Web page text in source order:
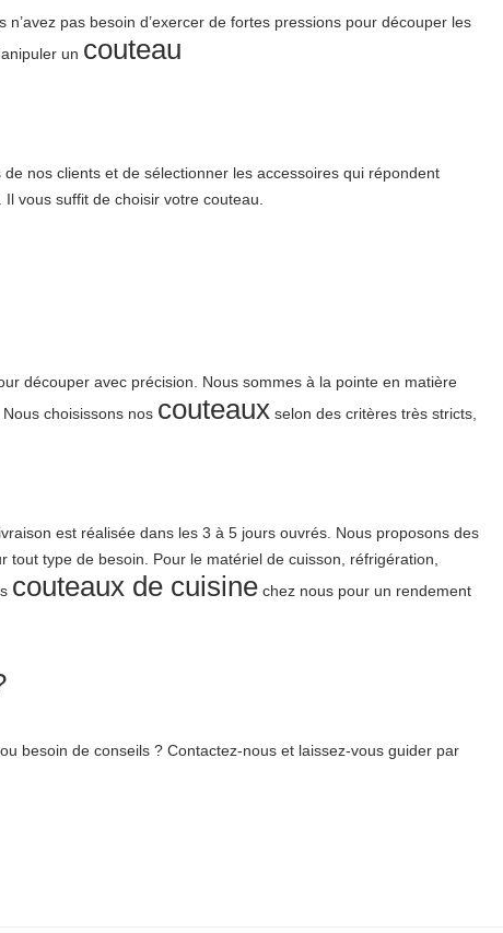
pas besoin d’exercer de fortes pressions pour découper les
un couteau
nos clients et de sélectionner les accessoires qui répondent
vous suffit de choisir votre couteau.
découper avec précision. Nous sommes à la pointe en matière
choisissons nos couteaux selon des critères très stricts,
est réalisée dans les 3 à 5 jours ouvrés. Nous proposons des
type de besoin. Pour le matériel de cuisson, réfrigération,
couteaux de cuisine chez nous pour un rendement
besoin de conseils ? Contactez-nous et laissez-vous guider par